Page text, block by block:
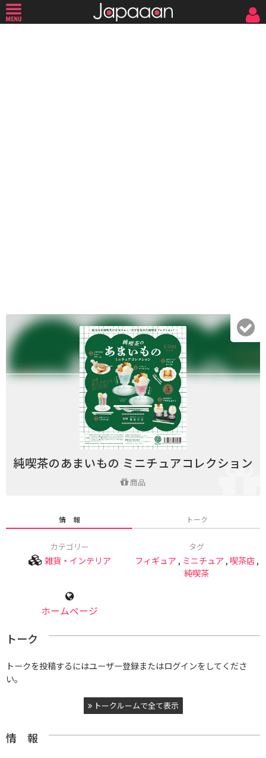
純喫茶のあまいもの ミニチュアコレクション
商品
情 報 トーク
カテゴリー
雑貨・インテリア
タグ
フィギュア , ミニチュア ,喫茶店,
純喫茶
ホームページ
トーク
トークを投稿するにはユーザー登録またはログインをしてくださ
い。
トークルームで全て表示
情 報